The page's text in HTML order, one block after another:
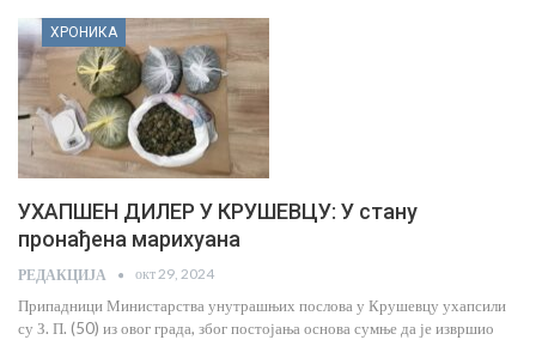
ХРОНИКА
УХАПШЕН ДИЛЕР У КРУШЕВЦУ: У стану
пронађена марихуана
РЕДАКЦИЈА окт 29, 2024
Припадници Министарства унутрашњих послова у Крушевцу ухапсили
су З. П. (50) из овог града, због постојања основа сумње да је извршио